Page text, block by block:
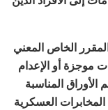
الخاص المعني
موجزة أو الإعدام
المناسبة
المخابرات العسكرية